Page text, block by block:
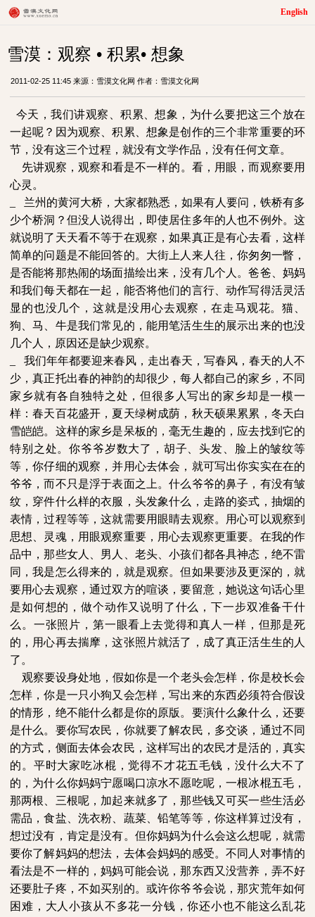
English
雪漠：观察 • 积累• 想象
2011-02-25 11:45 来源：雪漠文化网 作者：雪漠文化网
今天，我们讲观察、积累、想象，为什么要把这三个放在
一起呢？因为观察、积累、想象是创作的三个非常重要的环
节，没有这三个过程，就没有文学作品，没有任何文章。
先讲观察，观察和看是不一样的。看，用眼，而观察要用
心灵。
兰州的黄河大桥，大家都熟悉，如果有人要问，铁桥有多
少个桥洞？但没人说得出，即使居住多年的人也不例外。这
就说明了天天看不等于在观察，如果真正是有心去看，这样
简单的问题是不能回答的。大街上人来人往，你匆匆一瞥，
是否能将那热闹的场面描绘出来，没有几个人。爸爸、妈妈
和我们每天都在一起，能否将他们的言行、动作写得活灵活
显的也没几个，这就是没用心去观察，在走马观花。猫、
狗、马、牛是我们常见的，能用笔活生生的展示出来的也没
几个人，原因还是缺少观察。
我们年年都要迎来春风，走出春天，写春风，春天的人不
少，真正托出春的神韵的却很少，每人都自己的家乡，不同
家乡就有各自独特之处，但很多人写出的家乡却是一模一
样：春天百花盛开，夏天绿树成荫，秋天硕果累累，冬天白
雪皑皑。这样的家乡是呆板的，毫无生趣的，应去找到它的
特别之处。你爷爷岁数大了，胡子、头发、脸上的皱纹等
等，你仔细的观察，并用心去体会，就可写出你实实在在的
爷爷，而不只是浮于表面之上。什么爷爷的鼻子，有没有皱
纹，穿件什么样的衣服，头发象什么，走路的姿式，抽烟的
表情，过程等等，这就需要用眼睛去观察。用心可以观察到
思想、灵魂，用眼观察重要，用心去观察更重要。在我的作
品中，那些女人、男人、老头、小孩们都各具神态，绝不雷
同，我是怎么得来的，就是观察。但如果要涉及更深的，就
要用心去观察，通过双方的喧谈，要留意，她说这句话心里
是如何想的，做个动作又说明了什么，下一步双准备干什
么。一张照片，第一眼看上去觉得和真人一样，但那是死
的，用心再去揣摩，这张照片就活了，成了真正活生生的人
了。
观察要设身处地，假如你是一个老头会怎样，你是校长会
怎样，你是一只小狗又会怎样，写出来的东西必须符合假设
的情形，绝不能什么都是你的原版。要演什么象什么，还要
是什么。要你写农民，你就要了解农民，多交谈，通过不同
的方式，侧面去体会农民，这样写出的农民才是活的，真实
的。平时大家吃冰棍，觉得不才花五毛钱，没什么大不了
的，为什么你妈妈宁愿喝口凉水不愿吃呢，一根冰棍五毛，
那两根、三根呢，加起来就多了，那些钱又可买一些生活必
需品，食盐、洗衣粉、蔬菜、铅笔等等，你这样算过没有，
想过没有，肯定是没有。但你妈妈为什么会这么想呢，就需
要你了解妈妈的想法，去体会妈妈的感受。不同人对事情的
看法是不一样的，妈妈可能会说，那东西又没营养，弄不好
还要肚子疼，不如买别的。或许你爷爷会说，那灾荒年如何
困难，大人小孩从不多花一分钱，你还小也不能这么乱花